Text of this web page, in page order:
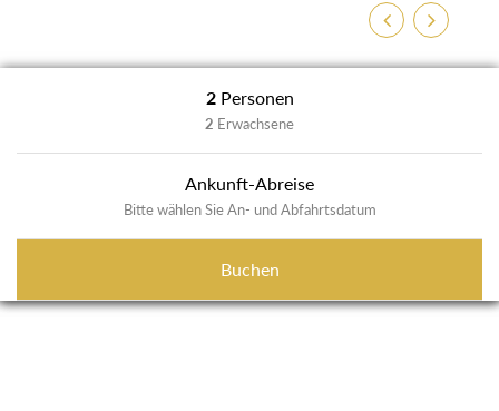
ZurückWeiter
2 Personen
2 Erwachsene
Ankunft-Abreise
Bitte wählen Sie An- und Abfahrtsdatum
Buchen